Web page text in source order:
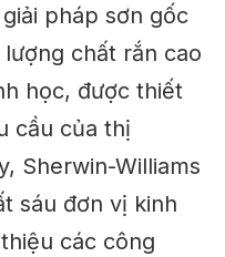
pháp sơn gốc
chất rắn cao
học, được thiết
cầu của thị
Sherwin-Williams
sáu đơn vị kinh
các công